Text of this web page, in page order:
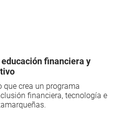
financiera y
que crea un programa
financiera, tecnología e